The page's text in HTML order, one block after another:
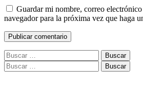
Guardar mi nombre, correo
navegador para la próxima vez que haga
Buscar:
Buscar: